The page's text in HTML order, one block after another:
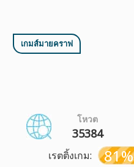
เกมส์มายคราฟ
โหวต
35384
เรตติ้งเกม: 81%